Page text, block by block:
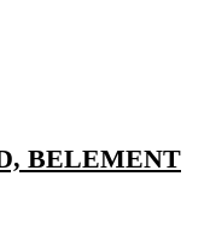
BELEMENT